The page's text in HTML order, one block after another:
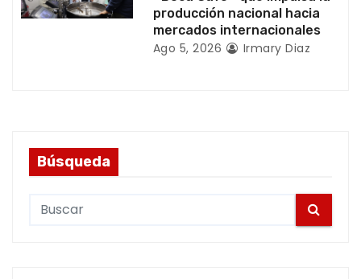
producción nacional hacia
mercados internacionales
Ago 5, 2026 Irmary Diaz
Búsqueda